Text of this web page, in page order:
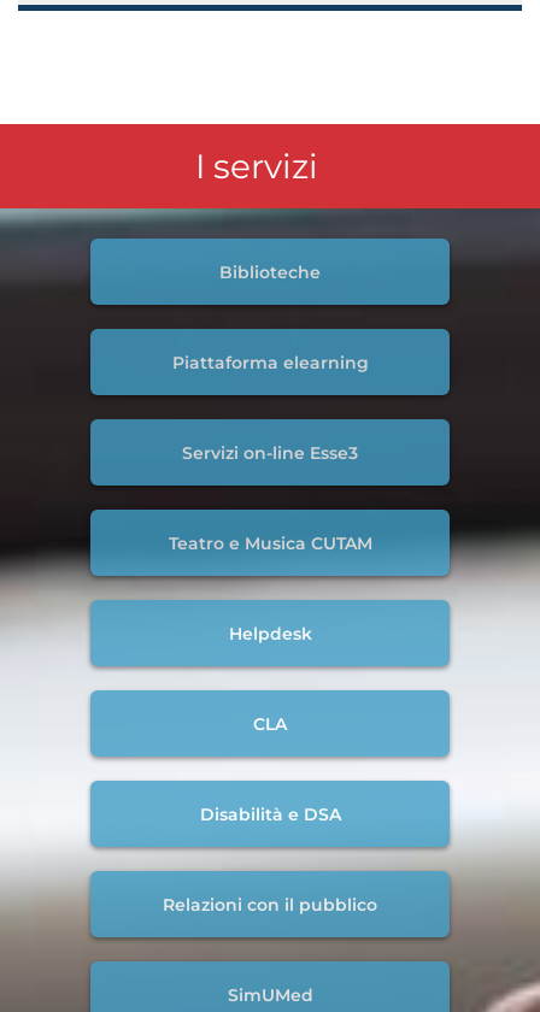
I servizi
Biblioteche
Piattaforma elearning
Servizi on-line Esse3
Teatro e Musica CUTAM
Helpdesk
CLA
Disabilità e DSA
Relazioni con il pubblico
SimUMed